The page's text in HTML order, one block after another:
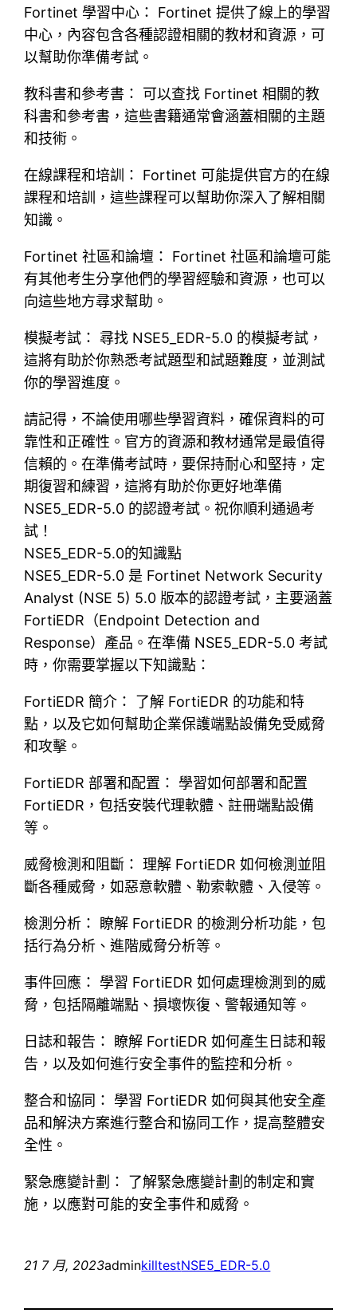
Fortinet 學習中心： Fortinet 提供了線上的學習
中心，內容包含各種認證相關的教材和資源，可
以幫助你準備考試。
教科書和參考書： 可以查找 Fortinet 相關的教
科書和參考書，這些書籍通常會涵蓋相關的主題
和技術。
在線課程和培訓： Fortinet 可能提供官方的在線
課程和培訓，這些課程可以幫助你深入了解相關
知識。
Fortinet 社區和論壇： Fortinet 社區和論壇可能
有其他考生分享他們的學習經驗和資源，也可以
向這些地方尋求幫助。
模擬考試： 尋找 NSE5_EDR-5.0 的模擬考試，
這將有助於你熟悉考試題型和試題難度，並測試
你的學習進度。
請記得，不論使用哪些學習資料，確保資料的可
靠性和正確性。官方的資源和教材通常是最值得
信賴的。在準備考試時，要保持耐心和堅持，定
期復習和練習，這將有助於你更好地準備
NSE5_EDR-5.0 的認證考試。祝你順利通過考
試！
NSE5_EDR-5.0的知識點
NSE5_EDR-5.0 是 Fortinet Network Security
Analyst (NSE 5) 5.0 版本的認證考試，主要涵蓋
FortiEDR（Endpoint Detection and
Response）產品。在準備 NSE5_EDR-5.0 考試
時，你需要掌握以下知識點：
FortiEDR 簡介： 了解 FortiEDR 的功能和特
點，以及它如何幫助企業保護端點設備免受威脅
和攻擊。
FortiEDR 部署和配置： 學習如何部署和配置
FortiEDR，包括安裝代理軟體、註冊端點設備
等。
威脅檢測和阻斷： 理解 FortiEDR 如何檢測並阻
斷各種威脅，如惡意軟體、勒索軟體、入侵等。
檢測分析： 瞭解 FortiEDR 的檢測分析功能，包
括行為分析、進階威脅分析等。
事件回應： 學習 FortiEDR 如何處理檢測到的威
脅，包括隔離端點、損壞恢復、警報通知等。
日誌和報告： 瞭解 FortiEDR 如何產生日誌和報
告，以及如何進行安全事件的監控和分析。
整合和協同： 學習 FortiEDR 如何與其他安全產
品和解決方案進行整合和協同工作，提高整體安
全性。
緊急應變計劃： 了解緊急應變計劃的制定和實
施，以應對可能的安全事件和威脅。
21 7 月, 2023adminkilltestNSE5_EDR-5.0